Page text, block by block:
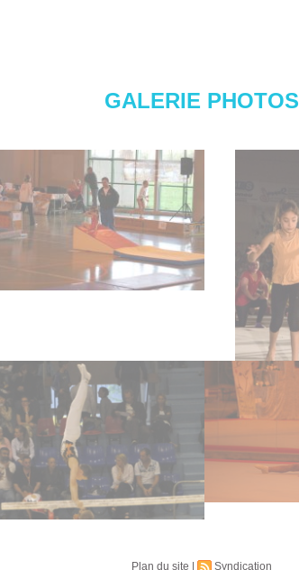
GALERIE PHOTOS
Plan du site | Syndication